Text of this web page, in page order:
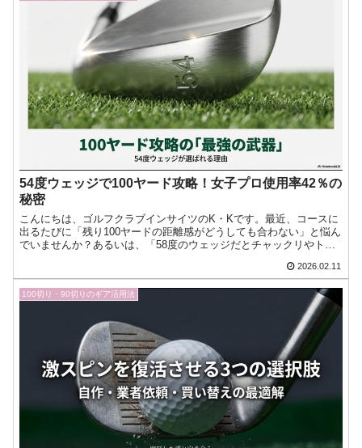
54度ウェッジで100ヤード攻略！女子プロ使用率42％の
秘密
こんにちは、ゴルフクラブインサイツのK・Kです。最近、コースに
出るたびに「残り100ヤードの距離感がどうしても合わない」と悩ん
でいませんか？あるいは、「58度のウェッジだとチャックリやトッ
ルフへの愛が止まらない！『ゴルフクラブインサイツ』ナビゲータ
ーのK・Kです。
2026.02.11
100切り・90切りのギア活用法